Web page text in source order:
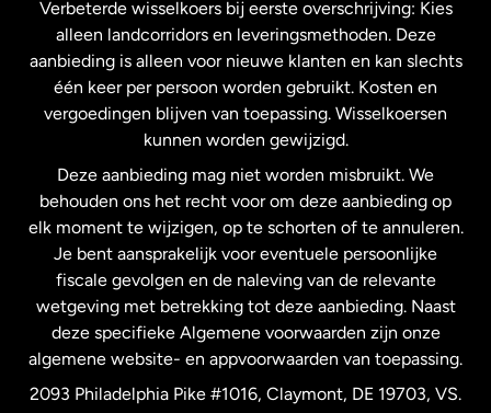
Maleisië
Nederland
Nieuw-Zeeland
Spanje
Verenigd Koninkrijk
Verenigde Staten English
Verbeterde wisselkoers bij eerste overschrijving: Kies
alleen landcorridors en leveringsmethoden. Deze
aanbieding is alleen voor nieuwe klanten en kan slechts
één keer per persoon worden gebruikt. Kosten en
vergoedingen blijven van toepassing. Wisselkoersen
kunnen worden gewijzigd.
Deze aanbieding mag niet worden misbruikt. We
behouden ons het recht voor om deze aanbieding op
elk moment te wijzigen, op te schorten of te annuleren.
Je bent aansprakelijk voor eventuele persoonlijke
fiscale gevolgen en de naleving van de relevante
wetgeving met betrekking tot deze aanbieding. Naast
deze specifieke Algemene voorwaarden zijn onze
algemene website- en appvoorwaarden van toepassing.
2093 Philadelphia Pike #1016, Claymont, DE 19703, VS.